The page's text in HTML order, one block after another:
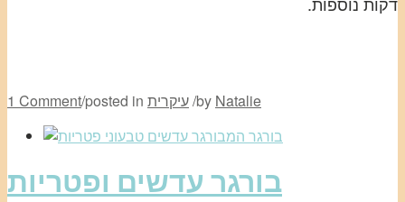
1 Comment/posted in עיקרית/by Natalie
בורגר עדשים ופטריות